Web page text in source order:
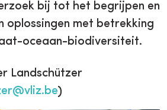
bij tot het begrijpen en
oplossingen met betrekking
oceaan-biodiversiteit.
Landschützer
)